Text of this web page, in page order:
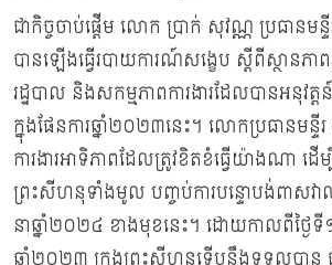
ជាកិច្ចចាប់ផ្តើម លោក ប្រាក់ សុវណ្ណ ប្រធានមន្
បានឡើងធ្វើរបាយការណ៍សង្ខេប ស្តីពីសា្ថនភា
រដ្ឋបាល និងសកម្មភាពការងារដែលបានអនុវត្ត
ក្នុងផែនការឆ្នាំ២០២៣នេះ។ លោកប្រធានមន្
ការងារអាទិភាពដែលត្រូវខិតខំធ្វើយ៉ាងណា ដើម្បី
ព្រះសីហនុទាំងមូល បញ្ចប់ការបន្ទោបង់ពាសវ
នាឆ្នាំ២០២៤ ខាងមុខនេះ។ ដោយកាលពីថ្ងៃ